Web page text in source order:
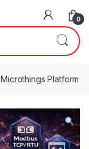
0
Microthings Platform